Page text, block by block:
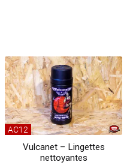
AC12
Vulcanet – Lingettes
nettoyantes